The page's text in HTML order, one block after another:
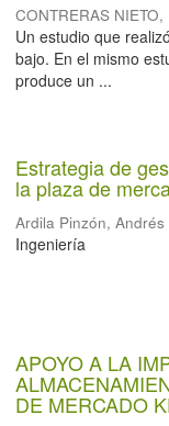
CONTRERAS
Un estudio que
bajo. En el mismo
produce un ...
Estrategia de
la plaza de
Ardila Pinzón, Andrés
Ingeniería
APOYO A LA
DE MERCADO